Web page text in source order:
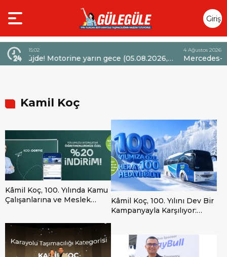
Giriş
Yap
4 Ağustos 2026 - 14:47
Mercedes-Benz Türk’ten Kamyon Servis
Sözleşmelerinde 36 Aya Varan Taksit İmkânı
Kamil Koç
Kâmil Koç, 100. Yılında Kamu
Çalışanlarına ve Meslek
Kâmil Koç, 100. Yılını Dev Bir
Kampanyayla Karşılıyor: